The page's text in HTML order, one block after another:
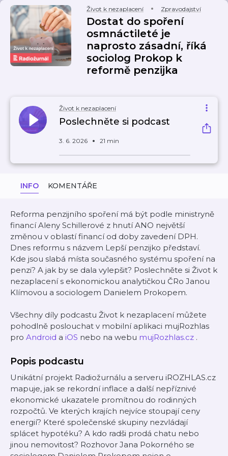
Život k nezaplacení Zpravodajství
Dostat do spoření
osmnáctileté je
naprosto zásadní, říká
sociolog Prokop k
reformě penzijka
Život k nezaplacení
Poslechněte si podcast
3. 6. 2026 21 min
INFO KOMENTÁŘE
Reforma penzijního spoření má být podle ministryně
financí Aleny Schillerové z hnutí ANO největší
změnou v oblastí financí od doby zavedení DPH.
Dnes reformu s názvem Lepší penzijko představí.
Kde jsou slabá místa současného systému spoření na
penzi? A jak by se dala vylepšit? Poslechněte si Život k
nezaplacení s ekonomickou analytičkou ČRo Janou
Klímovou a sociologem Danielem Prokopem.
Všechny díly podcastu Život k nezaplacení můžete
pohodlně poslouchat v mobilní aplikaci mujRozhlas
pro Android a iOS nebo na webu mujRozhlas.cz .
Popis podcastu
Unikátní projekt Radiožurnálu a serveru iROZHLAS.cz
mapuje, jak se rekordní inflace a další nepříznivé
ekonomické ukazatele promítnou do rodinných
rozpočtů. Ve kterých krajích nejvíce stoupají ceny
energií? Které společenské skupiny nezvládají
splácet hypotéku? A kdo radši prodá chatu nebo
jinou nemovitost? Rozhovor Jana Pokorného se